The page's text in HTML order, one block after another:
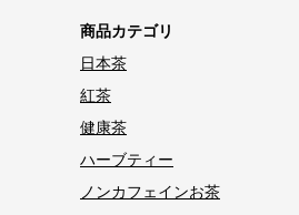
商品カテゴリ
日本茶
紅茶
健康茶
ハーブティー
ノンカフェインお茶